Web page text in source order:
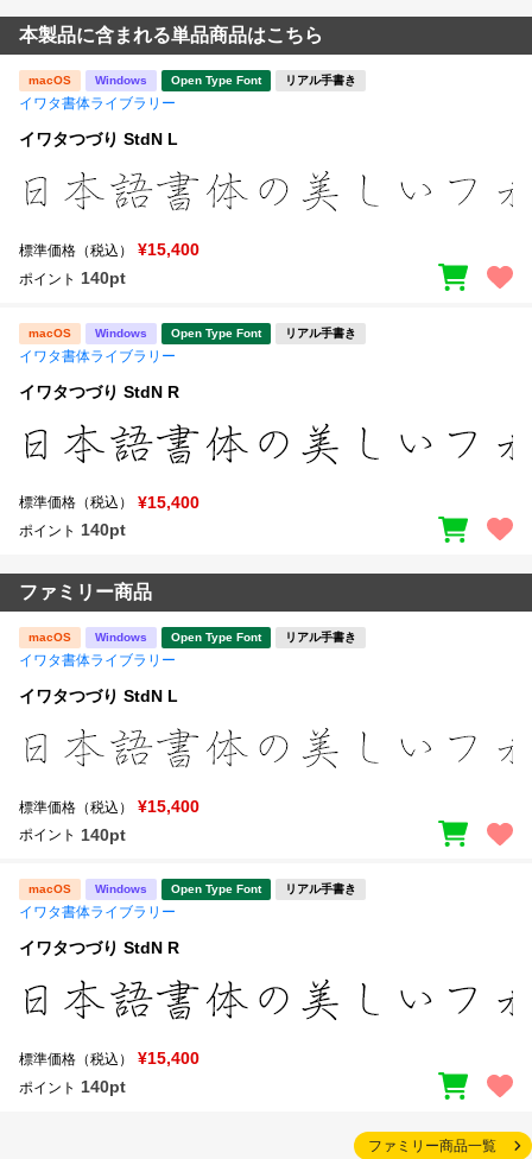
本製品に含まれる単品商品はこちら
macOS Windows Open Type Font リアル手書き
イワタ書体ライブラリー
イワタつづり StdN L
標準価格（税込） ¥15,400
ポイント 140pt
macOS Windows Open Type Font リアル手書き
イワタ書体ライブラリー
イワタつづり StdN R
標準価格（税込） ¥15,400
ポイント 140pt
ファミリー商品
macOS Windows Open Type Font リアル手書き
イワタ書体ライブラリー
イワタつづり StdN L
標準価格（税込） ¥15,400
ポイント 140pt
macOS Windows Open Type Font リアル手書き
イワタ書体ライブラリー
イワタつづり StdN R
標準価格（税込） ¥15,400
ポイント 140pt
ファミリー商品一覧